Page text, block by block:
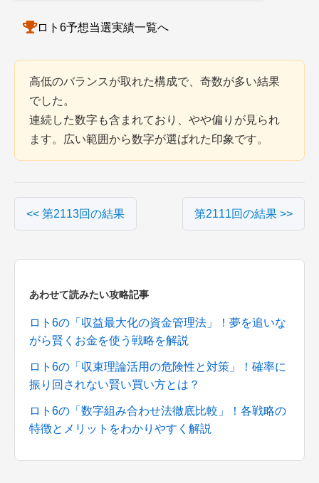
ロト6予想当選実績一覧へ
高低のバランスが取れた構成で、奇数が多い結果
でした。
連続した数字も含まれており、やや偏りが見られ
ます。広い範囲から数字が選ばれた印象です。
<< 第2113回の結果 第2111回の結果 >>
あわせて読みたい攻略記事
ロト6の「収益最大化の資金管理法」！夢を追いな
がら賢くお金を使う戦略を解説
ロト6の「収束理論活用の危険性と対策」！確率に
振り回されない賢い買い方とは？
ロト6の「数字組み合わせ法徹底比較」！各戦略の
特徴とメリットをわかりやすく解説